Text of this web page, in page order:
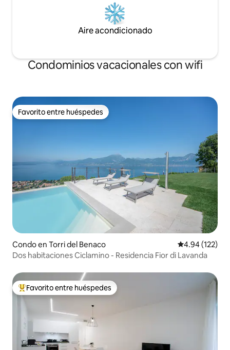
Aire acondicionado
Condominios vacacionales con wifi
Favorito entre huéspedes
Favorito entre huéspedes
Condo en Torri del Benaco Calificación
4.94 (122)
Dos habitaciones Ciclamino - Residencia Fior di Lavanda
Favorito entre huéspedes preferido
Favorito entre huéspedes